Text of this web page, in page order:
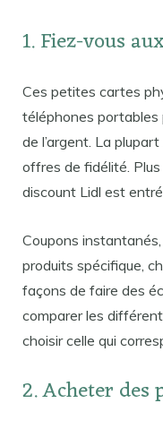
1. Fiez-vous
Ces petites cartes
téléphones portables
de l’argent. La
offres de fidélité.
discount Lidl est
Coupons
produits spécifique,
façons de faire des
comparer les
choisir celle qui
2. Acheter des